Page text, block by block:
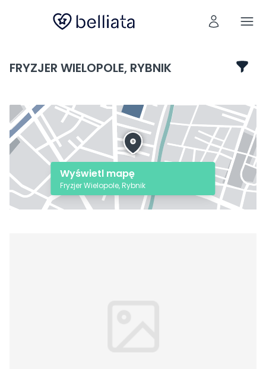
FRYZJER WIELOPOLE, RYBNIK
Wyświetl mapę
Fryzjer Wielopole, Rybnik